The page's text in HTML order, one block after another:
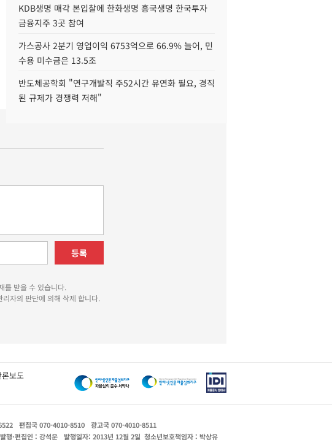
KDB생명 매각 본입찰에 한화생명 흥국생명 한국투자
금융지주 3곳 참여
가스공사 2분기 영업이익 6753억으로 66.9% 늘어, 민
수용 미수금은 13.5조
반도체공학회 "연구개발직 주52시간 유연화 필요, 경직
된 규제가 경쟁력 저해"
등록
를 받을 수 있습니다.
자의 판단에 의해 삭제 합니다.
론보도
편집국 070-4010-8510
광고국 070-4010-8511
발행·편집인 : 강석운 발행일자: 2013년 12월 2일 청소년보호책임자 : 박상유